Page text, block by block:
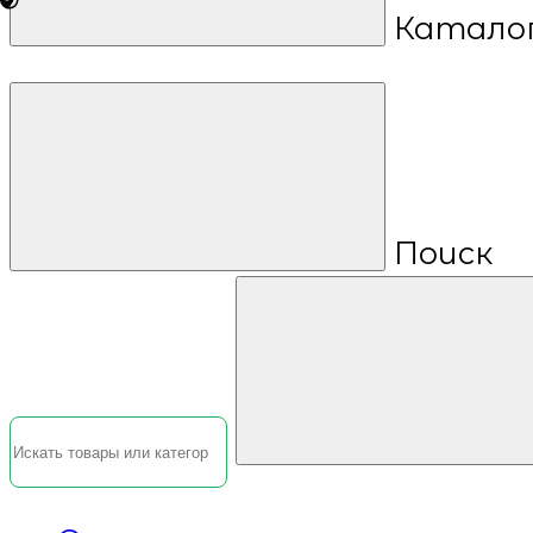
Поиск